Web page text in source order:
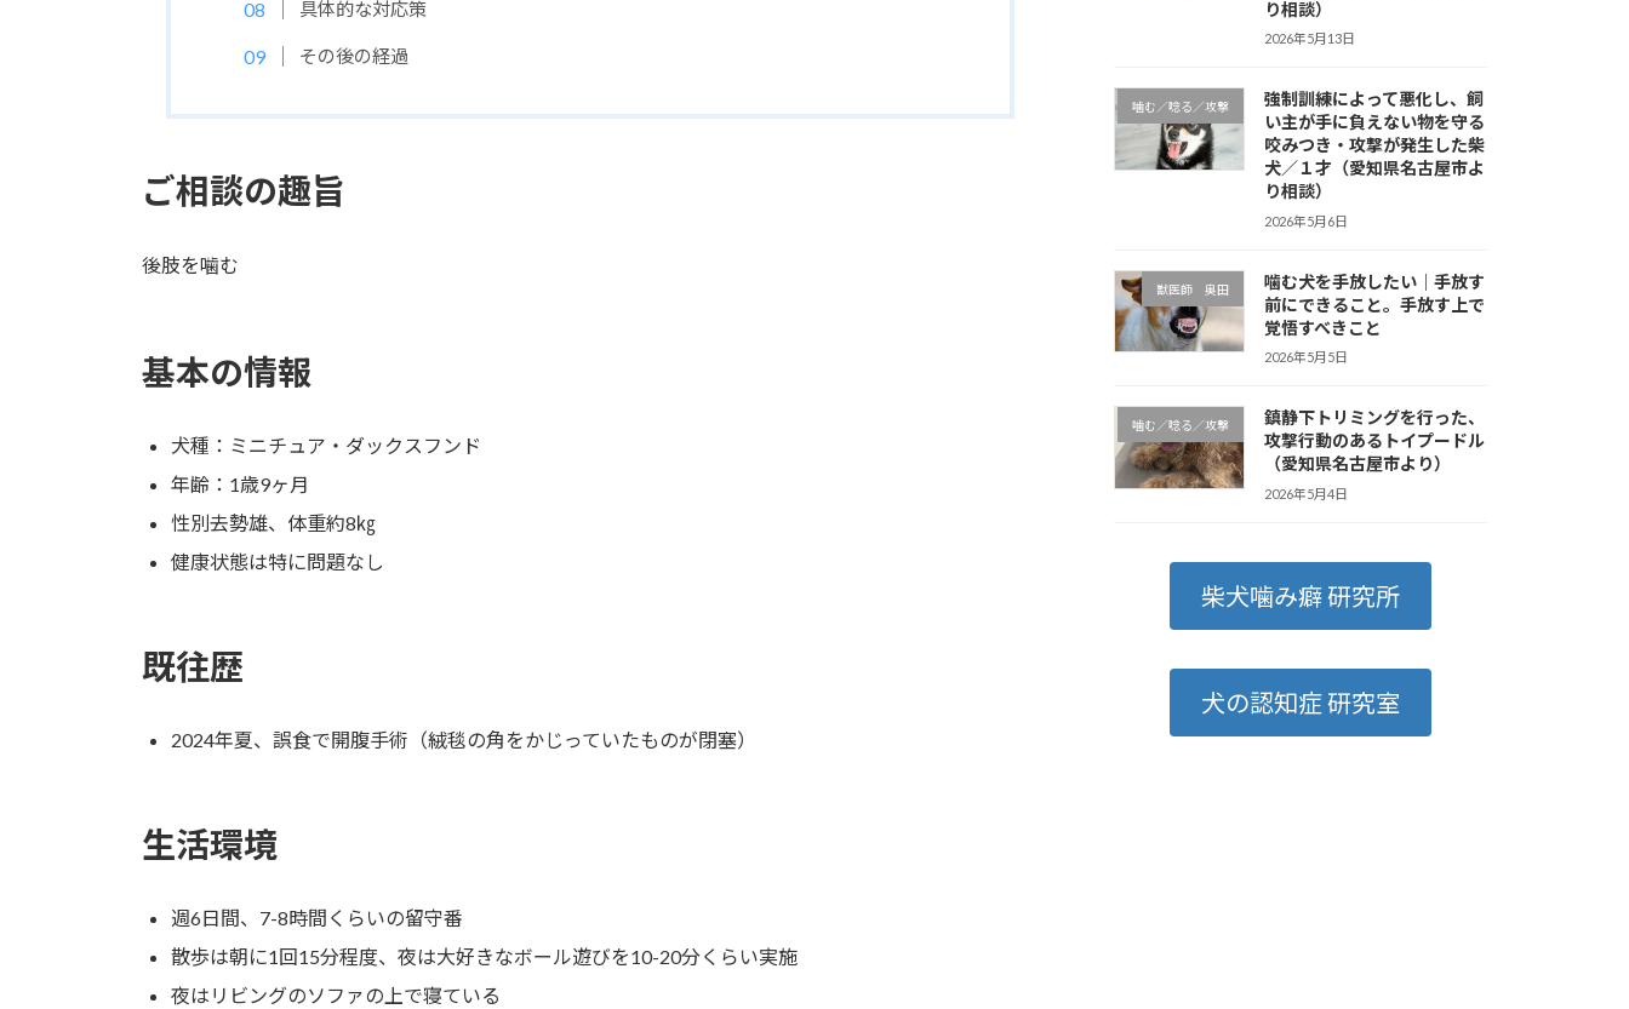
具体的な対応策
その後の経過
ご相談の趣旨
後肢を噛む
基本の情報
犬種：ミニチュア・ダックスフンド
年齢：1歳9ヶ月
性別去勢雄、体重約8㎏
健康状態は特に問題なし
既往歴
2024年夏、誤食で開腹手術（絨毯の角をかじっていたものが閉塞）
生活環境
週6日間、7-8時間くらいの留守番
散歩は朝に1回15分程度、夜は大好きなボール遊びを10-20分くらい実施
夜はリビングのソファの上で寝ている
り相談）
2026年5月13日
噛む／唸る／攻撃
強制訓練によって悪化し、飼
い主が手に負えない物を守る
咬みつき・攻撃が発生した柴
犬／１才（愛知県名古屋市よ
り相談）
2026年5月6日
獣医師 奥田
噛む犬を手放したい｜手放す
前にできること。手放す上で
覚悟すべきこと
2026年5月5日
噛む／唸る／攻撃
鎮静下トリミングを行った、
攻撃行動のあるトイプードル
（愛知県名古屋市より）
2026年5月4日
柴犬噛み癖 研究所
犬の認知症 研究室